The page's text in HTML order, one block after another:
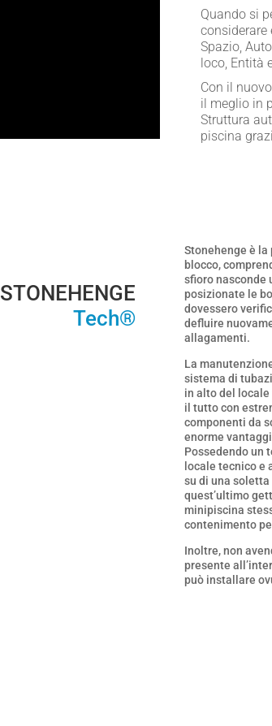
Quando si
Spazio,
loco, Entità
Con il
il meglio in
Struttura
piscina
STONEHENGE
Tech®
Stonehenge è
blocco,
sfioro nasconde
posizionate le
dovessero
defluire
allagamenti.
La
sistema di
in alto del
il tutto con
componenti da
enorme
Possedendo un
locale tecnico e
su di una
quest’ultimo
minipiscina
contenimento
Inoltre, non
presente
può installare